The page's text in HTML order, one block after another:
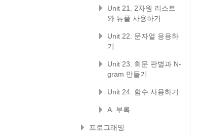
Unit 21. 2차원 리스트
와 튜플 사용하기
Unit 22. 문자열 응용하
기
Unit 23. 회문 판별과 N-
gram 만들기
Unit 24. 함수 사용하기
A. 부록
프로그래밍